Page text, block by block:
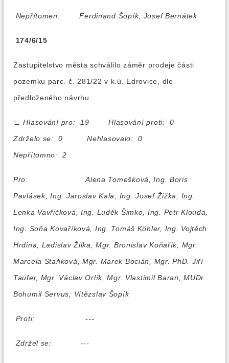
Nepřítomen: Ferdinand Šopík, Josef Bernátek
174/6/15
Zastupitelstvo města schválilo záměr prodeje části
pozemku parc. č. 281/22 v k.ú. Edrovice, dle
předloženého návrhu.
∟
Hlasování pro: 19 Hlasování proti: 0
Zdrželo se: 0 Nehlasovalo: 0
Nepřítomno: 2
Pro:
Alena Tomešková, Ing. Boris
Pavlásek, Ing. Jaroslav Kala, Ing. Josef Žižka, Ing.
Lenka Vavřičková, Ing. Luděk Šimko, Ing. Petr Klouda,
Ing. Soňa Kovaříková, Ing. Tomáš Köhler, Ing. Vojtěch
Hrdina, Ladislav Žilka, Mgr. Bronislav Koňařík, Mgr.
Marcela Staňková, Mgr. Marek Bocián, Mgr. PhD. Jiří
Taufer, Mgr. Václav Orlík, Mgr. Vlastimil Baran, MUDr.
Bohumil Servus, Vítězslav Šopík
Proti: ---
Zdržel se: ---